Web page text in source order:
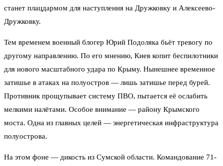
станет плацдармом для наступления на Дружковку и Алексеево-
Дружковку.
Тем временем военный блогер Юрий Подоляка бьёт тревогу по
другому направлению. По его мнению, Киев копит беспилотники
для нового масштабного удара по Крыму. Нынешнее временное
затишье в атаках на полуостров — лишь затишье перед бурей.
Противник прощупывает систему ПВО, пытается её ослабить
мелкими налётами. Особое внимание — району Крымского
моста. Одна из главных целей — энергетическая инфраструктура
полуострова.
На этом фоне — дикость из Сумской области. Командование 71-